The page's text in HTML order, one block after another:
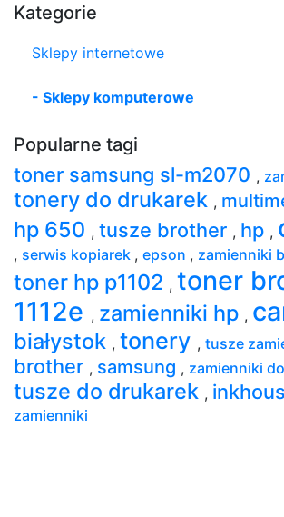
Kategorie
Sklepy internetowe
- Sklepy komputerowe
Popularne tagi
toner samsung sl-m2070 ,
tonery do drukarek ,
hp 650 , tusze brother , hp ,
, serwis kopiarek , epson , zamienniki
toner hp p1102 , toner
1112e , zamienniki hp ,
białystok , tonery , tusze
brother , samsung , zamienniki
tusze do drukarek ,
zamienniki